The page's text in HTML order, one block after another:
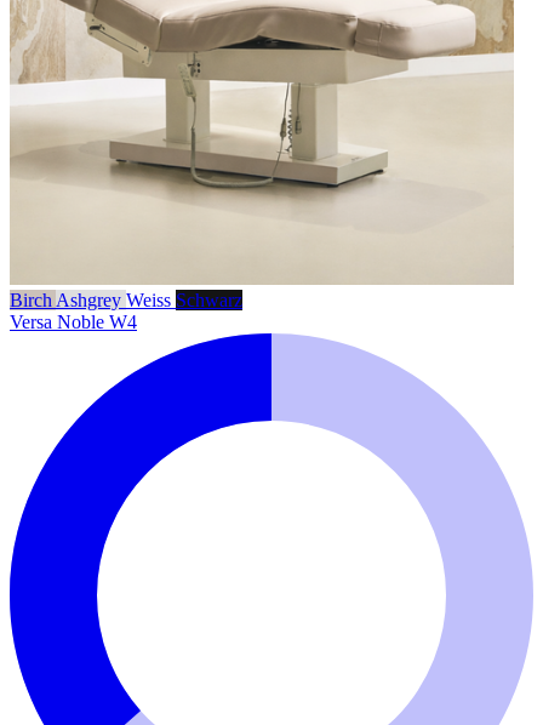
Birch Ashgrey Weiss Schwarz
Versa Noble W4